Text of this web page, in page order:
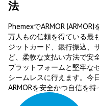
法
PhemexでARMOR
万人もの信頼を得ている最
ジットカード、銀行振込、
ど、柔軟な支払い方法で安
プラットフォームと堅牢な
シームレスに行えます。今
ARMORを安全かつ自信を持